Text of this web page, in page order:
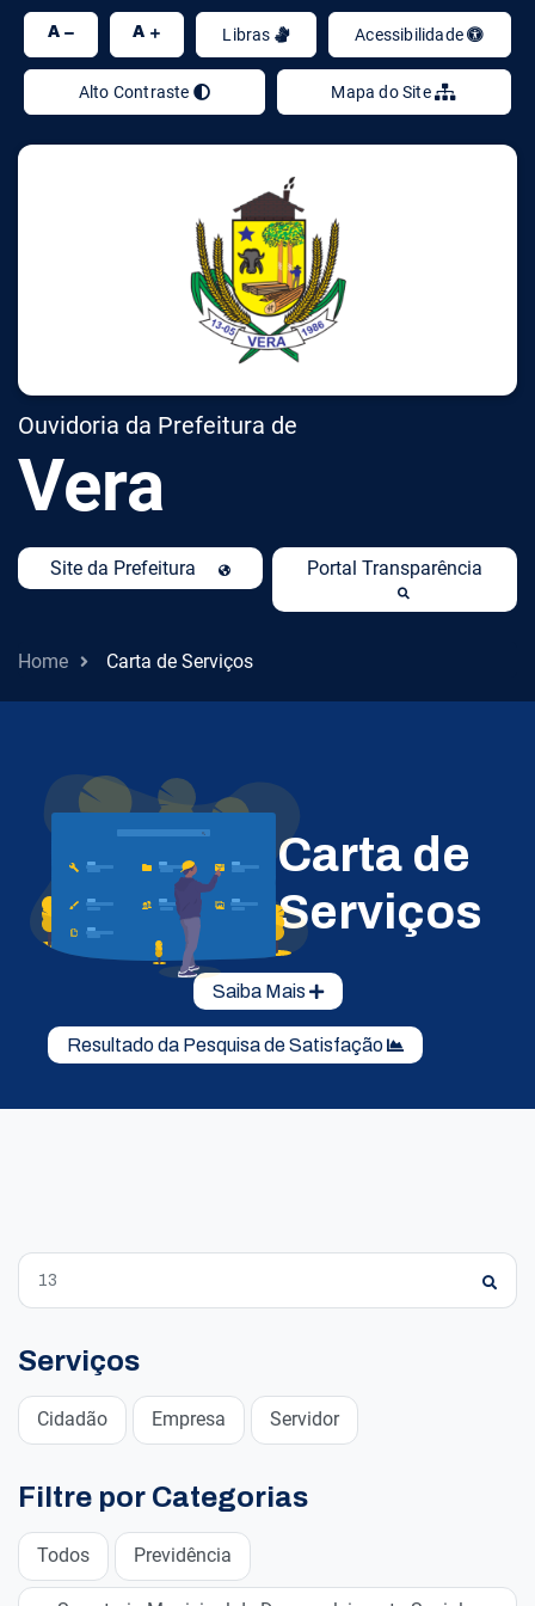
A A Libras Acessibilidade
Alto Contraste Mapa do Site
Ouvidoria da Prefeitura de
Vera
Site da Prefeitura Portal Transparência
Home Carta de Serviços
Carta de
Serviços
Saiba Mais
Resultado da Pesquisa de Satisfação
Serviços
Cidadão Empresa Servidor
Filtre por Categorias
Todos Previdência